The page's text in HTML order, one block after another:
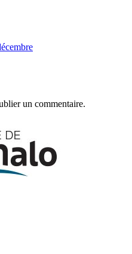
un commentaire.